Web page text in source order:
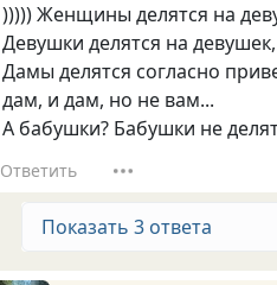
))))) Женщины делятся на
Девушки делятся на
Дамы делятся согласно
дам, и дам, но не вам...
А бабушки? Бабушки не
Ответить
Показать 3 ответа